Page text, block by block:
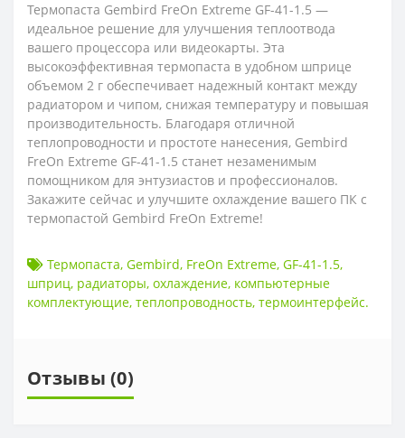
Термопаста Gembird FreOn Extreme GF-41-1.5 —
идеальное решение для улучшения теплоотвода
вашего процессора или видеокарты. Эта
высокоэффективная термопаста в удобном шприце
объемом 2 г обеспечивает надежный контакт между
радиатором и чипом, снижая температуру и повышая
производительность. Благодаря отличной
теплопроводности и простоте нанесения, Gembird
FreOn Extreme GF-41-1.5 станет незаменимым
помощником для энтузиастов и профессионалов.
Закажите сейчас и улучшите охлаждение вашего ПК с
термопастой Gembird FreOn Extreme!
Термопаста, Gembird, FreOn Extreme, GF-41-1.5,
шприц, радиаторы, охлаждение, компьютерные
комплектующие, теплопроводность, термоинтерфейс.
Отзывы (0)